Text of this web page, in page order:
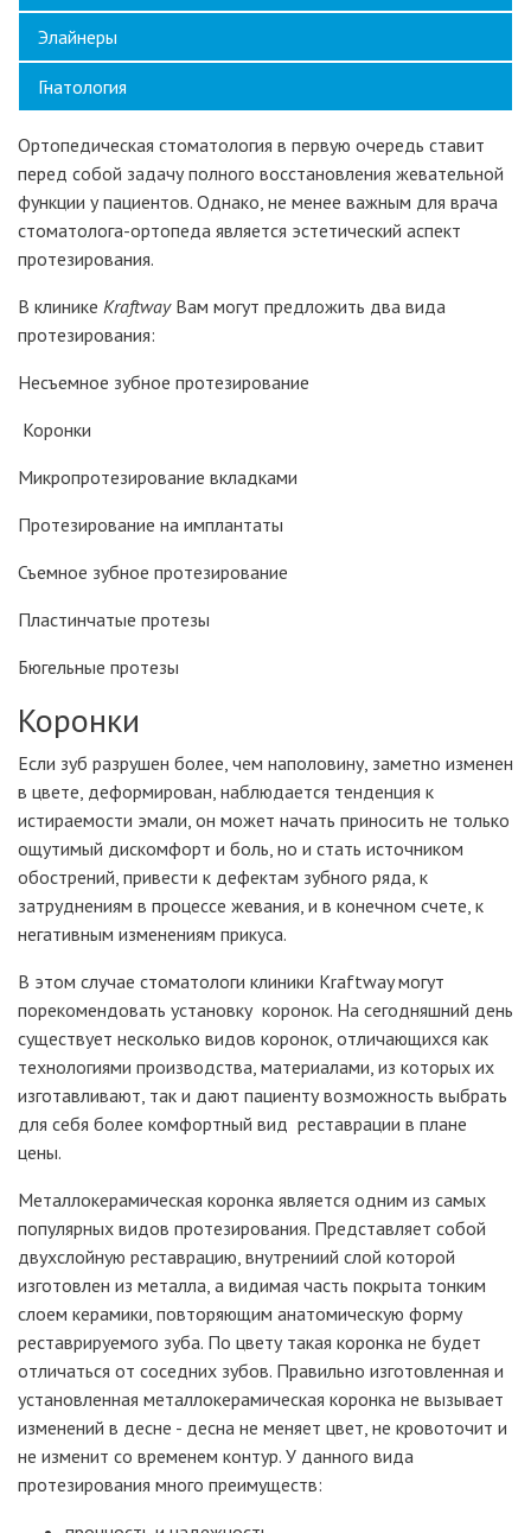
Элайнеры
Гнатология
Ортопедическая стоматология в первую очередь ставит
перед собой задачу полного восстановления жевательной
функции у пациентов. Однако, не менее важным для врача
стоматолога-ортопеда является эстетический аспект
протезирования.
В клинике KraftwayВам могут предложить два вида
протезирования:​
Несъемное зубное протезирование
Коронки
Микропротезирование вкладками
Протезирование на имплантаты
Съемное зубное протезирование
Пластинчатые протезы
Бюгельные протезы
Коронки
Если зуб разрушен более, чем наполовину, заметно изменен
в цвете, деформирован, наблюдается тенденция к
истираемости эмали, он может начать приносить не только
ощутимый дискомфорт и боль, но и стать источником
обострений, привести к дефектам зубного ряда, к
затруднениям в процессе жевания, и в конечном счете, к
негативным изменениям прикуса.
В этом случае стоматологи клиники Kraftway могут
порекомендовать установку коронок. На сегодняшний день
существует несколько видов коронок, отличающихся как
технологиями производства, материалами, из которых их
изготавливают, так и дают пациенту возможность выбрать
для себя более комфортный вид реставрации в плане
цены.
Металлокерамическая коронка является одним из самых
популярных видов протезирования. Представляет собой
двухслойную реставрацию, внутрениий слой которой
изготовлен из металла, а видимая часть покрыта тонким
слоем керамики, повторяющим анатомическую форму
реставрируемого зуба. По цвету такая коронка не будет
отличаться от соседних зубов. Правильно изготовленная и
установленная металлокерамическая коронка не вызывает
изменений в десне - десна не меняет цвет, не кровоточит и
не изменит со временем контур. У данного вида
протезирования много преимуществ: